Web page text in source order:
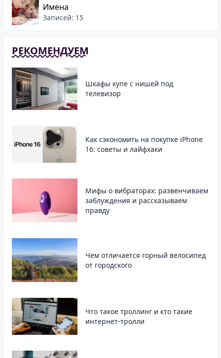
Имена
Записей: 15
РЕКОМЕНДУЕМ
Шкафы купе с нишей под
телевизор
Как сэкономить на покупке iPhone
16: советы и лайфхаки
Мифы о вибраторах: развенчиваем
заблуждения и рассказываем
правду
Чем отличается горный велосипед
от городского
Что такое троллинг и кто такие
интернет-тролли